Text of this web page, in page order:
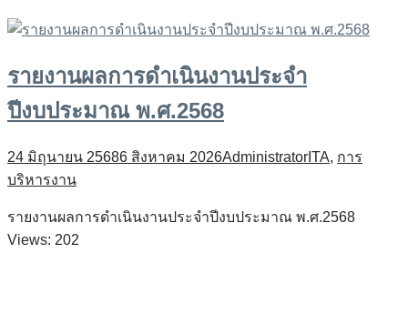
รายงานผลการดำเนินงานประจำ
ปีงบประมาณ พ.ศ.2568
24 มิถุนายน 25686 สิงหาคม 2026Administrator ITA, การ
บริหารงาน
รายงานผลการดำเนินงานประจำปีงบประมาณ พ.ศ.2568
Views: 202